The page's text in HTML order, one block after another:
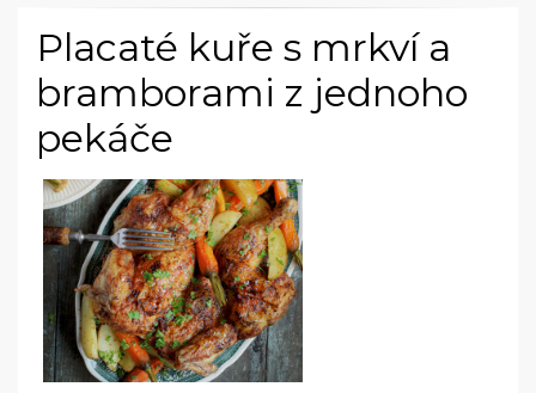
Placaté kuře s mrkví a
bramborami z jednoho
pekáče